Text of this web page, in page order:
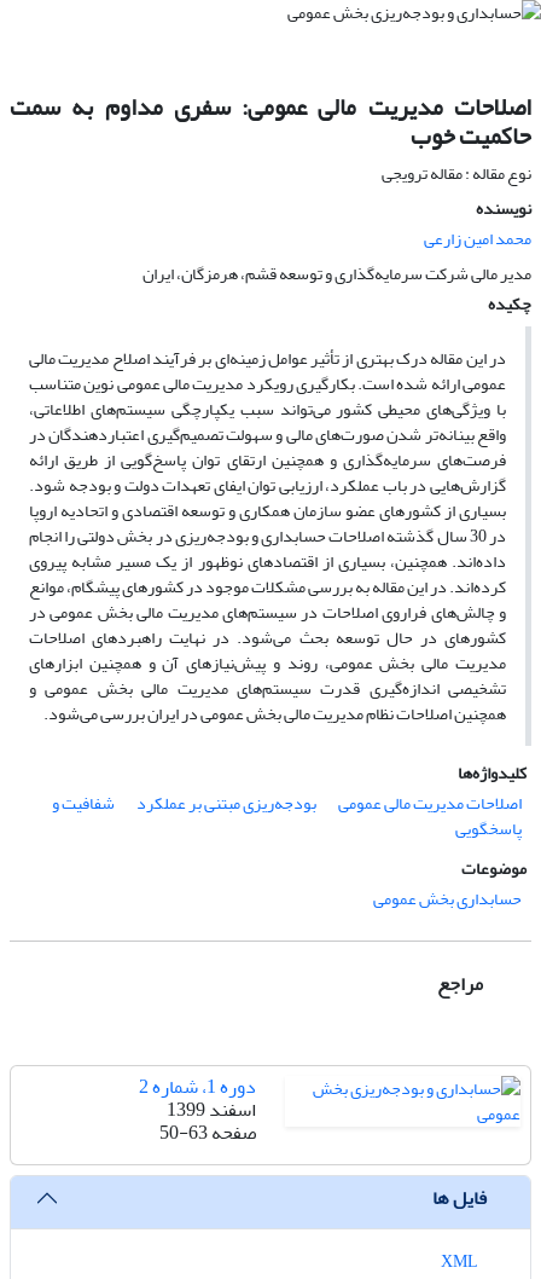
اصلاحات مدیریت مالی عمومی: سفری مداوم به سمت
حاکمیت خوب
نوع مقاله : مقاله ترویجی
نویسنده
محمد امین زارعی
مدیر مالی شرکت سرمایه‌گذاری و توسعه قشم، هرمزگان، ایران
چکیده
در این مقاله درک بهتری از تأثیر عوامل زمینه‌ای بر فرآیند اصلاح مدیریت مالی
عمومی ارائه شده است. بکارگیری رویکرد مدیریت مالی عمومی نوین متناسب
با ویژگی‌های محیطی کشور می‌تواند سبب یکپارچگی سیستم‌های اطلاعاتی،
واقع بینانه‌تر شدن صورت‌های مالی و سهولت تصمیم‌گیری اعتباردهندگان در
فرصت‌های سرمایه‌گذاری و همچنین ارتقای توان پاسخ‌گویی از طریق ارائه
گزارش‌هایی در باب عملکرد، ارزیابی توان ایفای تعهدات دولت و بودجه شود.
بسیاری از کشورهای عضو سازمان همکاری و توسعه اقتصادی و اتحادیه اروپا
در 30 سال گذشته اصلاحات حسابداری و بودجه‌ریزی در بخش دولتی را انجام
داده‌اند. همچنین، بسیاری از اقتصادهای نوظهور از یک مسیر مشابه پیروی
کرده‌اند. در این مقاله به بررسی مشکلات موجود در کشورهای پیشگام، موانع
و چالش‌های فراروی اصلاحات در سیستم‌های مدیریت مالی بخش عمومی در
کشورهای در حال توسعه بحث می‌شود. در نهایت راهبرد‌های اصلاحات
مدیریت مالی بخش عمومی، روند و پیش‌نیازهای آن و همچنین ابزارهای
تشخیصی اندازه‌گیری قدرت سیستم‌های مدیریت مالی بخش عمومی و
همچنین اصلاحات نظام مدیریت مالی بخش عمومی در ایران بررسی می‌شود.
کلیدواژه‌ها
اصلاحات مدیریت مالی عمومی
بودجه‌ریزی مبتنی بر عملکرد شفافیت و
پاسخگویی
موضوعات
حسابداری بخش عمومی
مراجع
دوره 1، شماره 2
اسفند 1399
صفحه50-63
فایل ها